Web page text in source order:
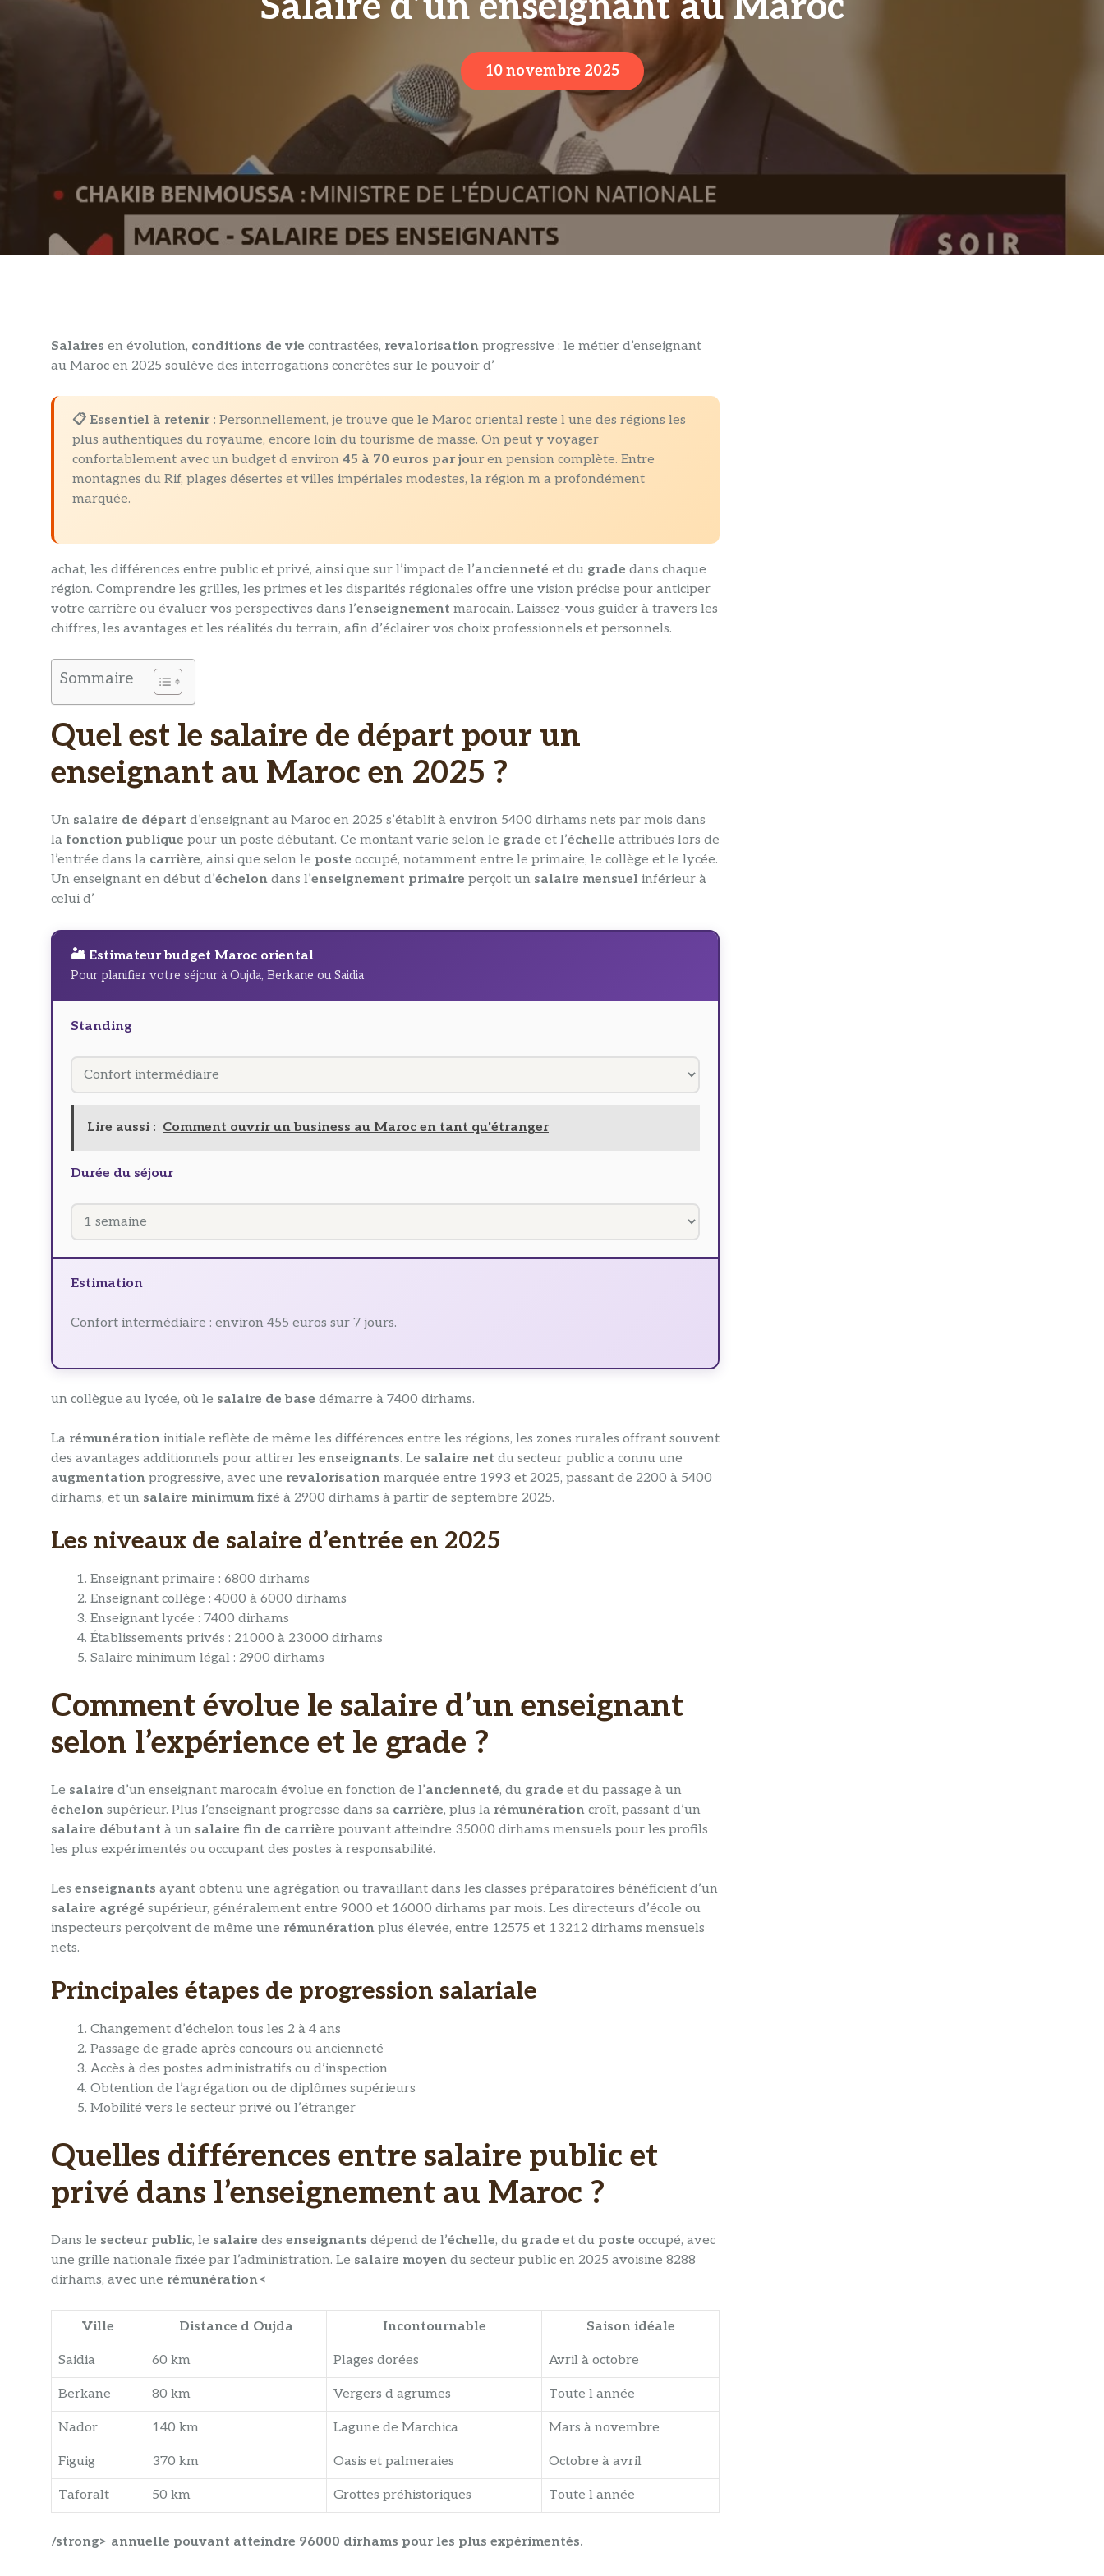
10 novembre 2025
Salaires en évolution, conditions de vie contrastées, revalorisation progressive : le métier d’enseignant
au Maroc en 2025 soulève des interrogations concrètes sur le pouvoir d’
📋 Essentiel à retenir : Personnellement, je trouve que le Maroc oriental reste l une des régions les
plus authentiques du royaume, encore loin du tourisme de masse. On peut y voyager
confortablement avec un budget d environ 45 à 70 euros par jouren pension complète. Entre
montagnes du Rif, plages désertes et villes impériales modestes, la région m a profondément
marquée.
achat, les différences entre public et privé, ainsi que sur l’impact de l’ancienneté et du grade dans chaque
région. Comprendre les grilles, les primes et les disparités régionales offre une vision précise pour anticiper
votre carrière ou évaluer vos perspectives dans l’enseignement marocain. Laissez-vous guider à travers les
chiffres, les avantages et les réalités du terrain, afin d’éclairer vos choix professionnels et personnels.
Sommaire
Quel est le salaire de départ pour un
enseignant au Maroc en 2025 ?
Un salaire de départ d’enseignant au Maroc en 2025 s’établit à environ 5400 dirhams nets par mois dans
la fonction publique pour un poste débutant. Ce montant varie selon le grade et l’échelle attribués lors de
l’entrée dans la carrière, ainsi que selon le poste occupé, notamment entre le primaire, le collège et le lycée.
Un enseignant en début d’échelon dans l’enseignement primaire perçoit un salaire mensuel inférieur à
celui d’
🏜️ Estimateur budget Maroc oriental
Pour planifier votre séjour à Oujda, Berkane ou Saidia
Standing
Lire aussi : Comment ouvrir un business au Maroc en tant qu'étranger
Durée du séjour
Estimation
Confort intermédiaire : environ 455 euros sur 7 jours.
un collègue au lycée, où le salaire de base démarre à 7400 dirhams.
La rémunération initiale reflète de même les différences entre les régions, les zones rurales offrant souvent
des avantages additionnels pour attirer les enseignants. Le salaire net du secteur public a connu une
augmentation progressive, avec une revalorisation marquée entre 1993 et 2025, passant de 2200 à 5400
dirhams, et un salaire minimumfixé à 2900 dirhams à partir de septembre 2025.
Les niveaux de salaire d’entrée en 2025
Enseignant primaire : 6800 dirhams
Enseignant collège : 4000 à 6000 dirhams
Enseignant lycée : 7400 dirhams
Établissements privés : 21000 à 23000 dirhams
Salaire minimum légal : 2900 dirhams
Comment évolue le salaire d’un enseignant
selon l’expérience et le grade ?
Le salaire d’un enseignant marocain évolue en fonction de l’ancienneté, du grade et du passage à un
échelon supérieur. Plus l’enseignant progresse dans sa carrière, plus la rémunération croît, passant d’un
salaire débutant à un salaire fin de carrière pouvant atteindre 35000 dirhams mensuels pour les profils
les plus expérimentés ou occupant des postes à responsabilité.
Les enseignants ayant obtenu une agrégation ou travaillant dans les classes préparatoires bénéficient d’un
salaire agrégé supérieur, généralement entre 9000 et 16000 dirhams par mois. Les directeurs d’école ou
inspecteurs perçoivent de même une rémunération plus élevée, entre 12575 et 13212 dirhams mensuels
nets.
Principales étapes de progression salariale
Changement d’échelon tous les 2 à 4 ans
Passage de grade après concours ou ancienneté
Accès à des postes administratifs ou d’inspection
Obtention de l’agrégation ou de diplômes supérieurs
Mobilité vers le secteur privé ou l’étranger
Quelles différences entre salaire public et
privé dans l’enseignement au Maroc ?
Dans le secteur public, le salaire des enseignants dépend de l’échelle, du grade et du poste occupé, avec
une grille nationale fixée par l’administration. Le salaire moyen du secteur public en 2025 avoisine 8288
dirhams, avec une rémunération<
Ville Distance d Oujda Incontournable Saison idéale
Saidia 60 km Plages dorées Avril à octobre
Berkane 80 km Vergers d agrumes Toute l année
Nador 140 km Lagune de Marchica Mars à novembre
Figuig 370 km Oasis et palmeraies Octobre à avril
Taforalt 50 km Grottes préhistoriques Toute l année
/strong> annuelle pouvant atteindre 96000 dirhams pour les plus expérimentés.